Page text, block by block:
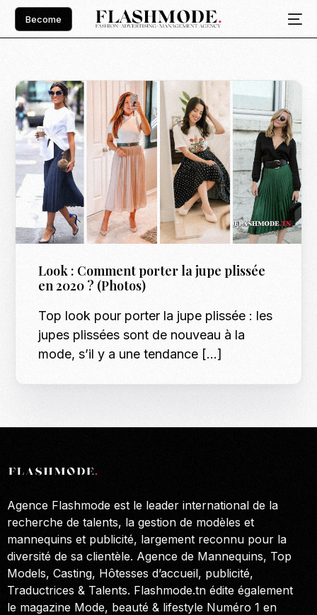
Become
Look : Comment porter la jupe plissée
en 2020 ? (Photos)
Top look pour porter la jupe plissée : les
jupes plissées sont de nouveau à la
mode, s’il y a une tendance […]
Agence Flashmode est le leader international de la
recherche de talents, la gestion de modèles et
mannequins et publicité, largement reconnu pour la
diversité de sa clientèle. Agence de Mannequins, Top
Models, Casting, Hôtesses d’accueil, publicité,
Traductrices & Talents. Flashmode.tn édite également
le magazine Mode, beauté & lifestyle Numéro 1 en